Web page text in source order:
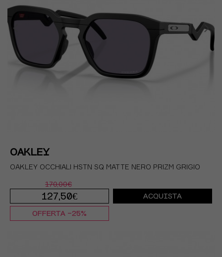
OAKLEY
OAKLEY OCCHIALI HSTN SQ MATTE NERO PRIZM GRIGIO
170,00€
127,50€ ACQUISTA
OFFERTA -25%